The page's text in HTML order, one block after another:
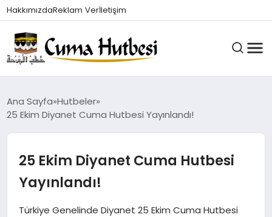
HakkımızdaReklam Verİletişim
HUTBELER
DINI BILGILER
Ana Sayfa Hutbeler
25 Ekim Diyanet Cuma Hutbesi Yayınlandı!
25 Ekim Diyanet Cuma Hutbesi
Yayınlandı!
Türkiye Genelinde Diyanet 25 Ekim Cuma Hutbesi